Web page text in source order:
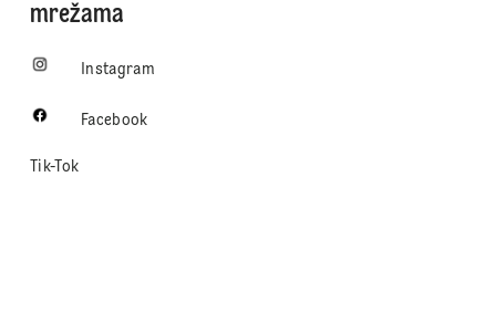
mrežama
Instagram
Facebook
Tik-Tok